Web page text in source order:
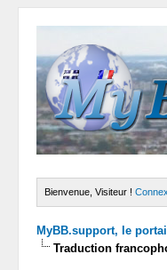
Bienvenue, Visiteur !
MyBB.support, le
Traduction